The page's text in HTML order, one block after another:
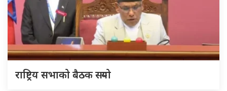
राष्ट्रिय सभाको बैठक सर्‍यो